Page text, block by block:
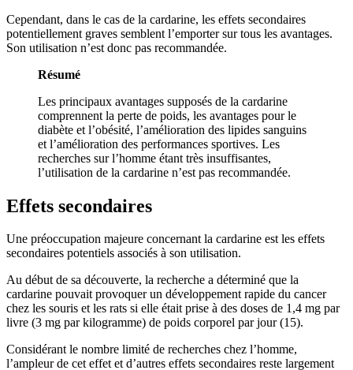
Cependant, dans le cas de la cardarine, les effets secondaires
potentiellement graves semblent l’emporter sur tous les avantages.
Son utilisation n’est donc pas recommandée.
Résumé
Les principaux avantages supposés de la cardarine
comprennent la perte de poids, les avantages pour le
diabète et l’obésité, l’amélioration des lipides sanguins
et l’amélioration des performances sportives. Les
recherches sur l’homme étant très insuffisantes,
l’utilisation de la cardarine n’est pas recommandée.
Effets secondaires
Une préoccupation majeure concernant la cardarine est les effets
secondaires potentiels associés à son utilisation.
Au début de sa découverte, la recherche a déterminé que la
cardarine pouvait provoquer un développement rapide du cancer
chez les souris et les rats si elle était prise à des doses de 1,4 mg par
livre (3 mg par kilogramme) de poids corporel par jour (15).
Considérant le nombre limité de recherches chez l’homme,
l’ampleur de cet effet et d’autres effets secondaires reste largement